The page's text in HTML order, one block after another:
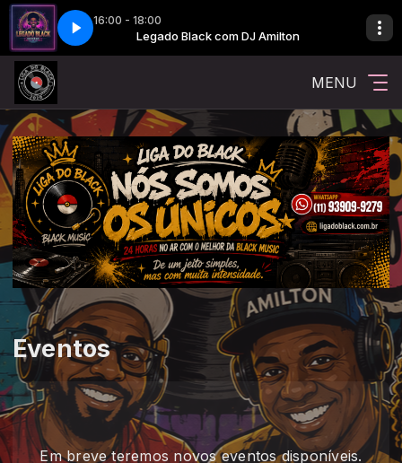
16:00 - 18:00
Amilton Legado Black com DJ Amilton
MENU
Eventos
Em breve teremos novos eventos disponíveis.